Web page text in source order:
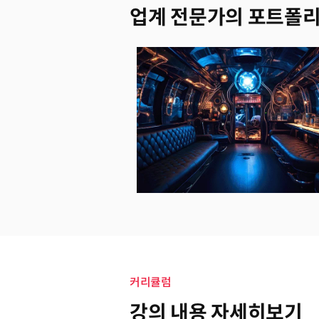
업계 전문가의 포트폴
커리큘럼
강의 내용 자세히보기